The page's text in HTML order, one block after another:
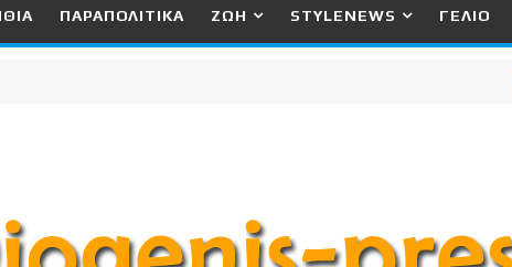
ΠΑΡΑΠΟΛΙΤΙΚΑ ΖΩΗ STYLENEWS ΓΕΛΙΟ